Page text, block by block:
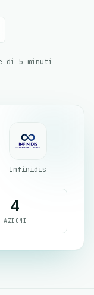
di 5 minuti
Infinidis
4
AZIONI